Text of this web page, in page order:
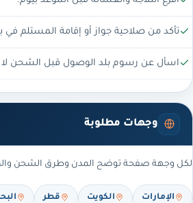
تأكد من صلاحية جواز أو إقامة المستلم في
اسأل عن رسوم بلد الوصول قبل الشحن لا
وجهات مطلوبة
لكل وجهة صفحة توضح المدن وطرق الشحن
الإمارات الكويت قطر